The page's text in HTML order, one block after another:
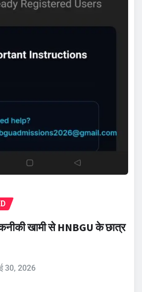
खामी से HNBGU के छात्र
30, 2026